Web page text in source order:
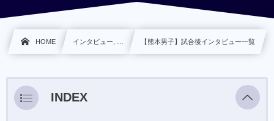
HOME インタビュー, … 【熊本男子】試合後インタビュー一覧
INDEX